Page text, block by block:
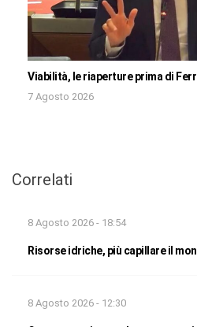
Viabilità, le riaperture prima di
7 Agosto 2026
Correlati
8 Agosto 2026 - 18:54
Risorse idriche, più capillare il
8 Agosto 2026 - 12:30